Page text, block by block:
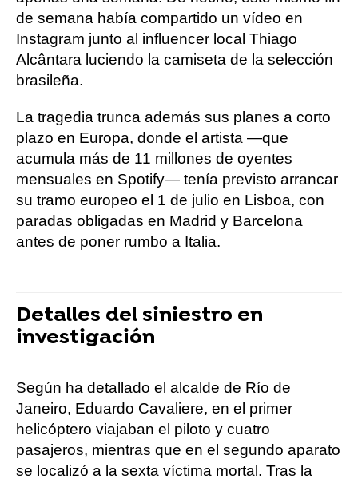
de semana había compartido un vídeo en
Instagram junto al influencer local Thiago
Alcântara luciendo la camiseta de la selección
brasileña.
La tragedia trunca además sus planes a corto
plazo en Europa, donde el artista —que
acumula más de 11 millones de oyentes
mensuales en Spotify— tenía previsto arrancar
su tramo europeo el 1 de julio en Lisboa, con
paradas obligadas en Madrid y Barcelona
antes de poner rumbo a Italia.
Detalles del siniestro en
investigación
Según ha detallado el alcalde de Río de
Janeiro, Eduardo Cavaliere, en el primer
helicóptero viajaban el piloto y cuatro
pasajeros, mientras que en el segundo aparato
se localizó a la sexta víctima mortal. Tras la